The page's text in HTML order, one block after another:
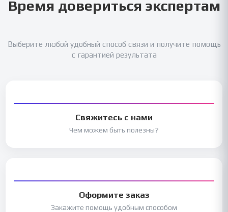
Время довериться экспертам
Выберите любой удобный способ связи и получите помощь
с гарантией результата
Свяжитесь с нами
Чем можем быть полезны?
Оформите заказ
Закажите помощь удобным способом